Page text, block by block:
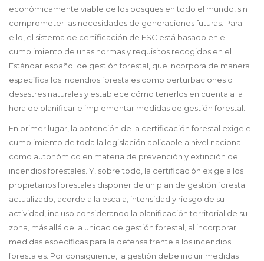
económicamente viable de los bosques en todo el mundo, sin
comprometer las necesidades de generaciones futuras. Para
ello, el sistema de certificación de FSC está basado en el
cumplimiento de unas normas y requisitos recogidos en el
Estándar español de gestión forestal, que incorpora de manera
específica los incendios forestales como perturbaciones o
desastres naturales y establece cómo tenerlos en cuenta a la
hora de planificar e implementar medidas de gestión forestal.
En primer lugar, la obtención de la certificación forestal exige el
cumplimiento de toda la legislación aplicable a nivel nacional
como autonómico en materia de prevención y extinción de
incendios forestales. Y, sobre todo, la certificación exige a los
propietarios forestales disponer de un plan de gestión forestal
actualizado, acorde a la escala, intensidad y riesgo de su
actividad, incluso considerando la planificación territorial de su
zona, más allá de la unidad de gestión forestal, al incorporar
medidas específicas para la defensa frente a los incendios
forestales. Por consiguiente, la gestión debe incluir medidas